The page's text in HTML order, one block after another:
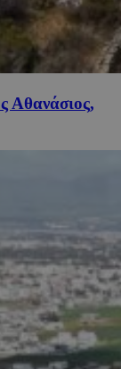
Αθανάσιος,